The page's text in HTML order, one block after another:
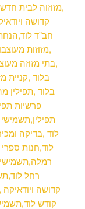
,מזוזוה לבית
קדושה
חב”ד
,מזוזות
,בתי מזוזה
בלוד ,קניית
בלוד ,תפילין
לוד ,בדיקה
לוד,חנות
רמלה,תשמישי
רחל
קדושה ויודאיקה
קודש